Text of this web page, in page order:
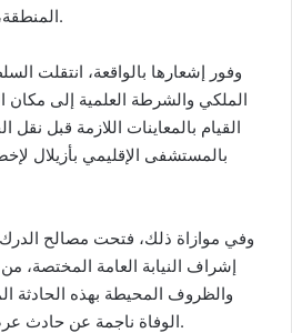
المنطقة، وكذا لدى المتابعين للقضية.
وفور إشعارها بالواقعة، انتقلت
الملكي والشرطة العلمية إلى
القيام بالمعاينات اللازمة قبل
بالمستشفى الإقليمي بأزيلال
وفي موازاة ذلك، فتحت مصالح
إشراف النيابة العامة
والظروف المحيطة بهذه الحادثة
الوفاة ناجمة عن حادث عرضي أو أن هناك شبهة جنائية.